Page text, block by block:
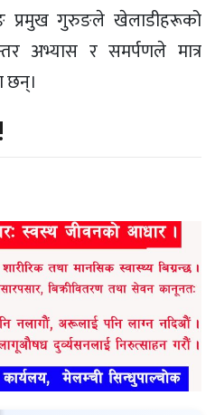
प्रमुख गुरुङले खेलाडीहरूको
अभ्यास र समर्पणले मात्र